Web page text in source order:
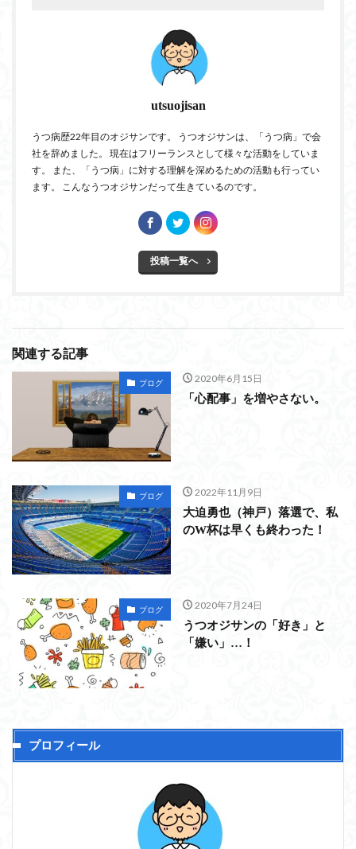
utsuojisan
うつ病歴22年目のオジサンです。 うつオジサンは、「うつ病」で会
社を辞めました。 現在はフリーランスとして様々な活動をしていま
す。 また、「うつ病」に対する理解を深めるための活動も行ってい
ます。 こんなうつオジサンだって生きているのです。
投稿一覧へ
関連する記事
ブログ 2020年6月15日
「心配事」を増やさない。
ブログ 2022年11月9日
大迫勇也（神戸）落選で、私
のW杯は早くも終わった！
ブログ 2020年7月24日
うつオジサンの「好き」と
「嫌い」…！
プロフィール